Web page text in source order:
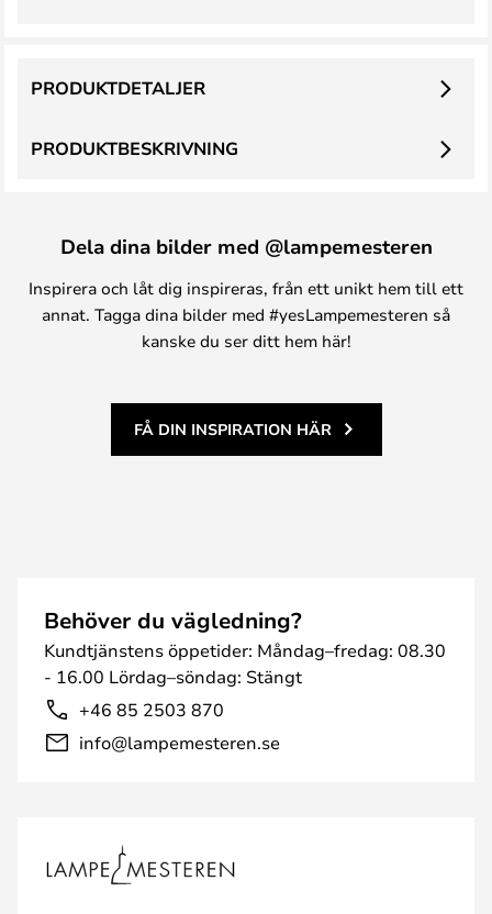
PRODUKTBESKRIVNING
PRODUKTDETALJER
Dela dina bilder med @lampemesteren
Inspirera och låt dig inspireras, från ett unikt hem till ett
annat. Tagga dina bilder med #yesLampemesteren så
kanske du ser ditt hem här!
FÅ DIN INSPIRATION HÄR
Behöver du vägledning?
Kundtjänstens öppetider: Måndag–fredag: 08.30
- 16.00 Lördag–söndag: Stängt
+46 85 2503 870
info@lampemesteren.se